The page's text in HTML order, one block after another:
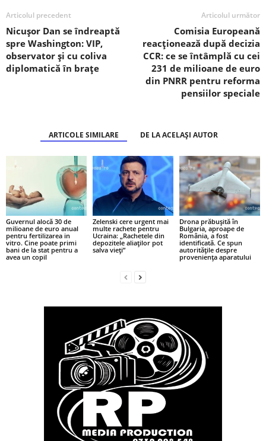
Articolul precedent
Nicușor Dan se îndreaptă
spre Washington: VIP,
observator și cu coliva
diplomatică în brațe
Articolul următor
Comisia Europeană
reacționează după decizia
CCR: ce se întâmplă cu cei
231 de milioane de euro
din PNRR pentru reforma
pensiilor speciale
ARTICOLE SIMILARE DE LA ACELAȘI AUTOR
Guvernul alocă 30 de
milioane de euro anual
pentru fertilizarea in
vitro. Cine poate primi
bani de la stat pentru a
avea un copil
Zelenski cere urgent mai
multe rachete pentru
Ucraina: „Rachetele din
depozitele aliaților pot
salva vieți”
Drona prăbușită în
Bulgaria, aproape de
România, a fost
identificată. Ce spun
autoritățile despre
proveniența aparatului